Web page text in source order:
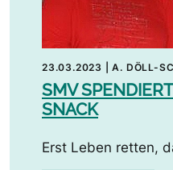
23.03.2023 |A. DÖLL-
SMV
SNACK
Erst Leben retten,